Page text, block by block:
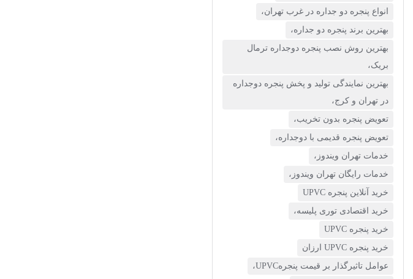
قیمت درب upvc
نگهداری از پنجره های دوجداره
نمای کرتین وال
نمایندگی ویستابست
نمایندگی وین تک در تهران
انواع پنجره دو جداره در غرب تهران،
بهترین برند پنجره دو جداره،
بهترین روش نصب پنجره دوجداره ترمال
بریک،
بهترین نمایندگی تولید و پخش پنجره دوجداره
در تهران و کرج،
تعویض پنجره بدون تخریب،
تعویض پنجره قدیمی با دوجداره،
خدمات تهران ویندوز،
خدمات رایگان تهران ویندوز،
خرید آنلاین پنجره UPVC
خرید اقتصادی توری پلیسه،
خرید پنجره UPVC
خرید پنجره UPVC ارزان
عوامل تاثیرگذار بر قیمت پنجرهUPVC،